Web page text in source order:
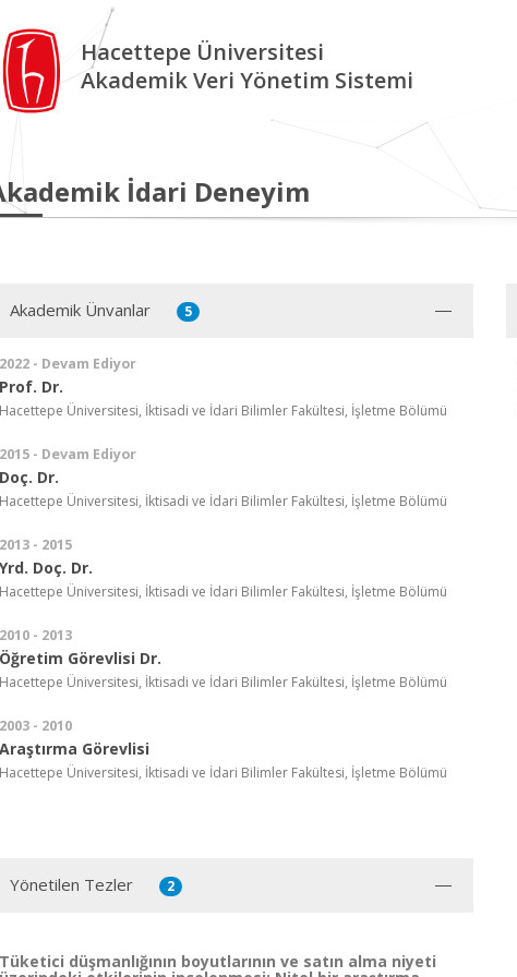
Hacettepe Üniversitesi
Akademik Veri Yönetim Sistemi
İdari Deneyim
Akademik Ünvanlar 5
2022 - Devam Ediyor
Prof. Dr.
Hacettepe Üniversitesi, İktisadi ve İdari Bilimler Fakültesi, İşletme Bölümü
2015 - Devam Ediyor
Doç. Dr.
Hacettepe Üniversitesi, İktisadi ve İdari Bilimler Fakültesi, İşletme Bölümü
2013 - 2015
Yrd. Doç. Dr.
Hacettepe Üniversitesi, İktisadi ve İdari Bilimler Fakültesi, İşletme Bölümü
2010 - 2013
Öğretim Görevlisi Dr.
Hacettepe Üniversitesi, İktisadi ve İdari Bilimler Fakültesi, İşletme Bölümü
2003 - 2010
Araştırma Görevlisi
Hacettepe Üniversitesi, İktisadi ve İdari Bilimler Fakültesi, İşletme Bölümü
Yönetilen Tezler 2
Tüketici düşmanlığının boyutlarının ve satın alma niyeti